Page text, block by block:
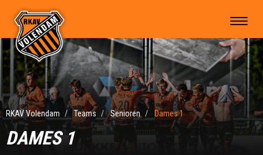
RKAV Volendam Teams Senioren Dames 1
DAMES 1